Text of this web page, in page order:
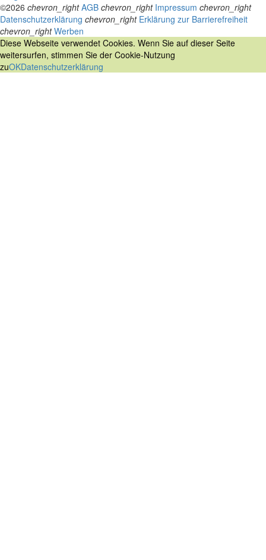
©2026 chevron_right AGB chevron_right Impressum chevron_right
Datenschutzerklärung chevron_right Erklärung zur Barrierefreiheit
chevron_right Werben
Diese Webseite verwendet Cookies. Wenn Sie auf dieser Seite
weitersurfen, stimmen Sie der Cookie-Nutzung
zuOKDatenschutzerklärung